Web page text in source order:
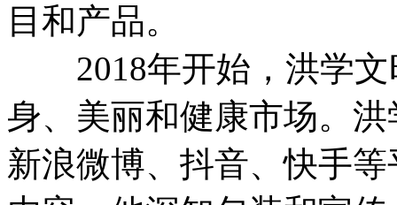
目和产品。
2018年开始，洪学文
身、美丽和健康市场。
新浪微博、抖音、快手